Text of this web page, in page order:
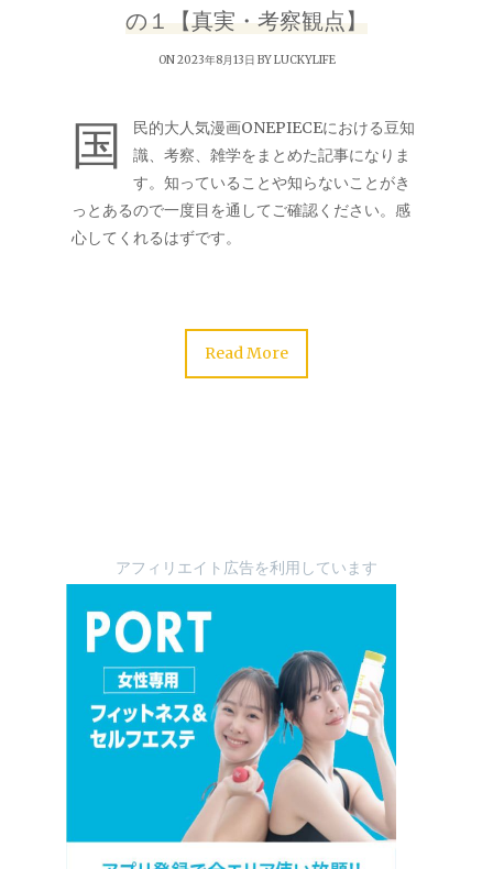
の１【真実・考察観点】
ON 2023年8月13日 BYLUCKYLIFE
国
民的大人気漫画ONEPIECEにおける豆知
識、考察、雑学をまとめた記事になりま
す。知っていることや知らないことがき
っとあるので一度目を通してご確認ください。感
心してくれるはずです。
Read More
アフィリエイト広告を利用しています